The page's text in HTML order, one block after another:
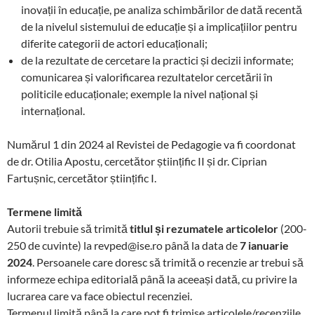
inovații în educație, pe analiza schimbărilor de dată recentă
de la nivelul sistemului de educație și a implicațiilor pentru
diferite categorii de actori educaționali;
de la rezultate de cercetare la practici și decizii informate;
comunicarea și valorificarea rezultatelor cercetării în
politicile educaționale; exemple la nivel național și
internațional.
Numărul 1 din 2024 al Revistei de Pedagogie va fi coordonat
de dr. Otilia Apostu, cercetător științific II și dr. Ciprian
Fartușnic, cercetător științific I.
Termene limită
Autorii trebuie să trimită titlul și rezumatele articolelor (200-
250 de cuvinte) la revped@ise.ro până la data de7 ianuarie
2024 . Persoanele care doresc să trimită o recenzie ar trebui să
informeze echipa editorială până la aceeași dată, cu privire la
lucrarea care va face obiectul recenziei.
Termenul limită până la care pot fi trimise articolele/recenziile